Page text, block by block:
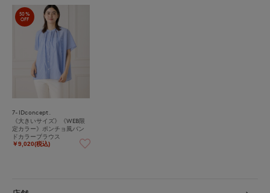
50%
OFF
7-IDconcept.
《大きいサイズ》《WEB限
定カラー》ポンチョ風バン
ドカラーブラウス
￥9,020(税込)